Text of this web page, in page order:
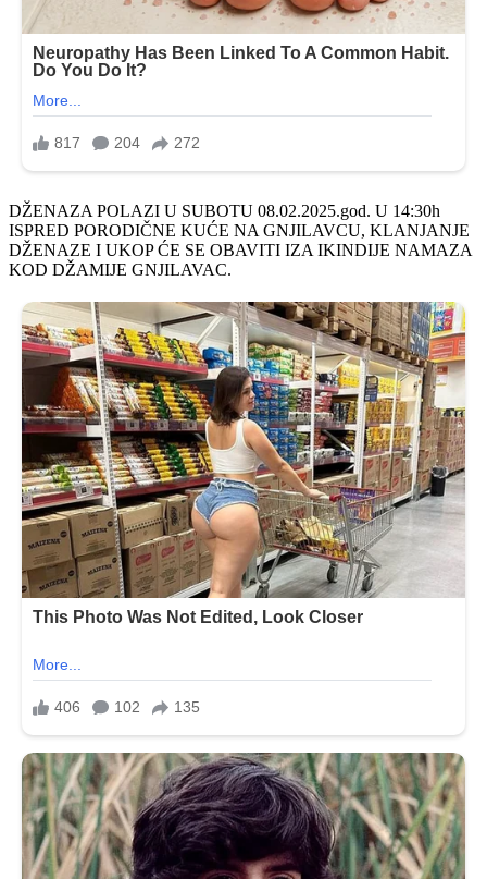
DŽENAZA POLAZI U SUBOTU 08.02.2025.god. U 14:30h
ISPRED PORODIČNE KUĆE NA GNJILAVCU, KLANJANJE
DŽENAZE I UKOP ĆE SE OBAVITI IZA IKINDIJE NAMAZA
KOD DŽAMIJE GNJILAVAC.